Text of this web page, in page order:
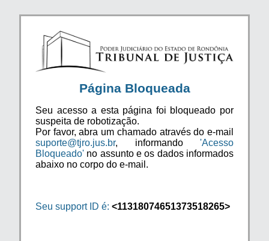
Página Bloqueada
Seu acesso a esta página foi bloqueado por
suspeita de robotização.
Por favor, abra um chamado através do e-mail
suporte@tjro.jus.br, informando 'Acesso
Bloqueado' no assunto e os dados informados
abaixo no corpo do e-mail.
Seu support ID é: <11318074651373518265>